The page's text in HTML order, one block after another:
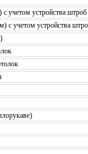
устройства штроб
учетом устройства